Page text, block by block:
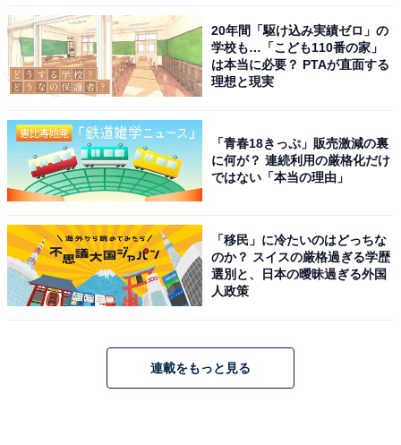
20年間「駆け込み実績ゼロ」の
学校も…「こども110番の家」
は本当に必要？ PTAが直面する
理想と現実
「青春18きっぷ」販売激減の裏
に何が？ 連続利用の厳格化だけ
ではない「本当の理由」
「移民」に冷たいのはどっちな
のか？ スイスの厳格過ぎる学歴
選別と、日本の曖昧過ぎる外国
人政策
連載をもっと見る